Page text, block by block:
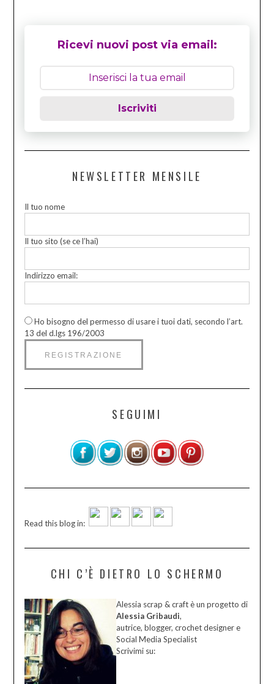
Ricevi nuovi post via email:
Iscriviti
NEWSLETTER MENSILE
Il tuo nome
Il tuo sito (se ce l’hai)
Indirizzo email:
Ho bisogno del permesso di usare i tuoi dati, secondo l’art.
13 del d.lgs 196/2003
SEGUIMI
Read this blog in:
CHI C’È DIETRO LO SCHERMO
Alessia scrap & craft è un progetto di
Alessia Gribaudi,
autrice, blogger, crochet designer e
Social Media Specialist
Scrivimi su: